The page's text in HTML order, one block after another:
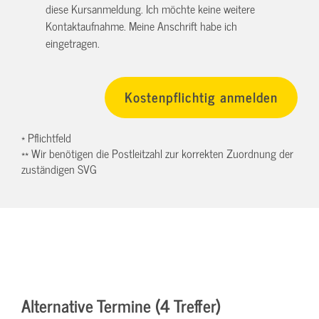
diese Kursanmeldung. Ich möchte keine weitere
Kontaktaufnahme. Meine Anschrift habe ich
eingetragen.
* Pflichtfeld
** Wir benötigen die Postleitzahl zur korrekten Zuordnung der
zuständigen SVG
Alternative Termine (4 Treffer)